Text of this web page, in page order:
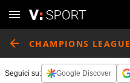
CHAMPIONS LEAGUE
Seguici su: Google Discover